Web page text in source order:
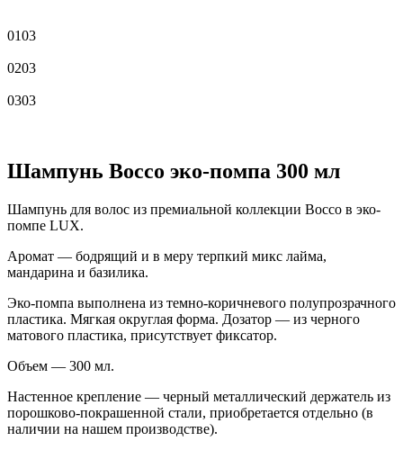
0103
0203
0303
Шампунь Bocco эко-помпа 300 мл
Шампунь для волос из премиальной коллекции Bocco в эко-
помпе LUX.
Аромат — бодрящий и в меру терпкий микс лайма,
мандарина и базилика.
Эко-помпа выполнена из темно-коричневого полупрозрачного
пластика. Мягкая округлая форма. Дозатор — из черного
матового пластика, присутствует фиксатор.
Объем — 300 мл.
Настенное крепление — черный металлический держатель из
порошково-покрашенной стали, приобретается отдельно (в
наличии на нашем производстве).